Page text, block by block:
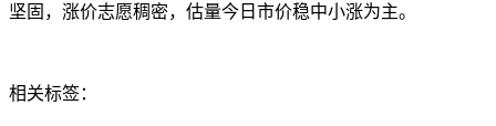
坚固，涨价志愿稠密，估量今日市价稳中小涨为主。
相关标签：